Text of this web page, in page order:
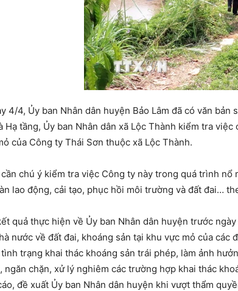
4/4, Ủy ban Nhân dân huyện Bảo Lâm đã có văn
Hạ tầng, Ủy ban Nhân dân xã Lộc Thành kiểm tra
của Công ty Thái Sơn thuộc xã Lộc Thành.
chú ý kiểm tra việc Công ty này trong quá trình
lao động, cải tạo, phục hồi môi trường và đất đai…
quả thực hiện về Ủy ban Nhân dân huyện trước
nước về đất đai, khoáng sản tại khu vực mỏ của
trạng khai thác khoáng sản trái phép, làm ảnh
ngăn chặn, xử lý nghiêm các trường hợp khai thác
đề xuất Ủy ban Nhân dân huyện khi vượt thẩm